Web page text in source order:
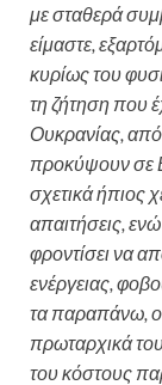
με σταθερά
είμαστε,
κυρίως του
τη ζήτηση που
Ουκρανίας, από
προκύψουν σε
σχετικά ήπιος
απαιτήσεις,
φροντίσει να
ενέργειας,
τα παραπάνω,
πρωταρχικά
του κόστους